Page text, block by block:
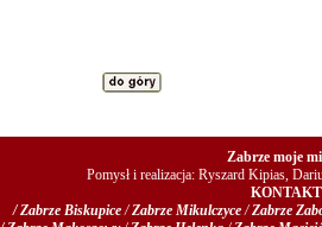
Zabrze moje
Pomysł i realizacja: Ryszard Kipias,
KONTAKT
/ Zabrze Biskupice/Zabrze Mikulczyce/Zabrze